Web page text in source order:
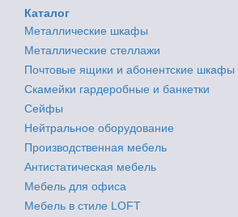
Каталог
Металлические шкафы
Металлические стеллажи
Почтовые ящики и абонентские шкафы
Скамейки гардеробные и банкетки
Сейфы
Нейтральное оборудование
Производственная мебель
Антистатическая мебель
Мебель для офиса
Мебель в стиле LOFT